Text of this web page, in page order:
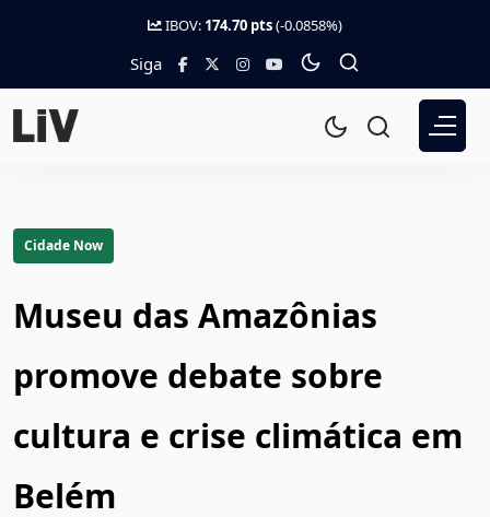
IBOV: 174.70 pts(-0.0858%)
Siga
Cidade Now
Museu das Amazônias
promove debate sobre
cultura e crise climática em
Belém